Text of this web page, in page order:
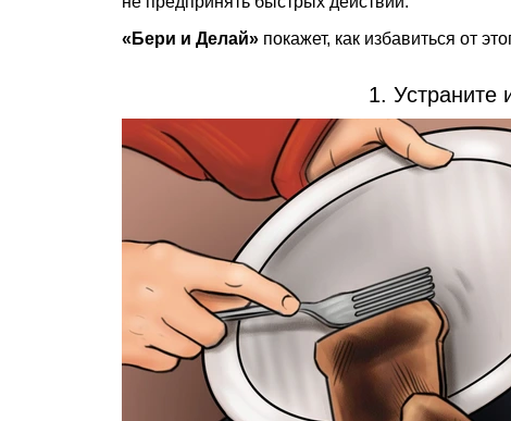
«Бери и Делай» покажет, как избавиться от
1. Устраните